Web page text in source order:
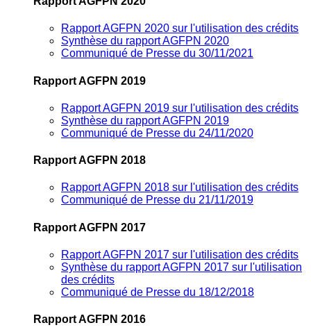
Rapport AGFPN 2020 sur l'utilisation des crédits
Synthèse du rapport AGFPN 2020
Communiqué de Presse du 30/11/2021
Rapport AGFPN 2019
Rapport AGFPN 2019 sur l'utilisation des crédits
Synthèse du rapport AGFPN 2019
Communiqué de Presse du 24/11/2020
Rapport AGFPN 2018
Rapport AGFPN 2018 sur l'utilisation des crédits
Communiqué de Presse du 21/11/2019
Rapport AGFPN 2017
Rapport AGFPN 2017 sur l'utilisation des crédits
Synthèse du rapport AGFPN 2017 sur l'utilisation
des crédits
Communiqué de Presse du 18/12/2018
Rapport AGFPN 2016